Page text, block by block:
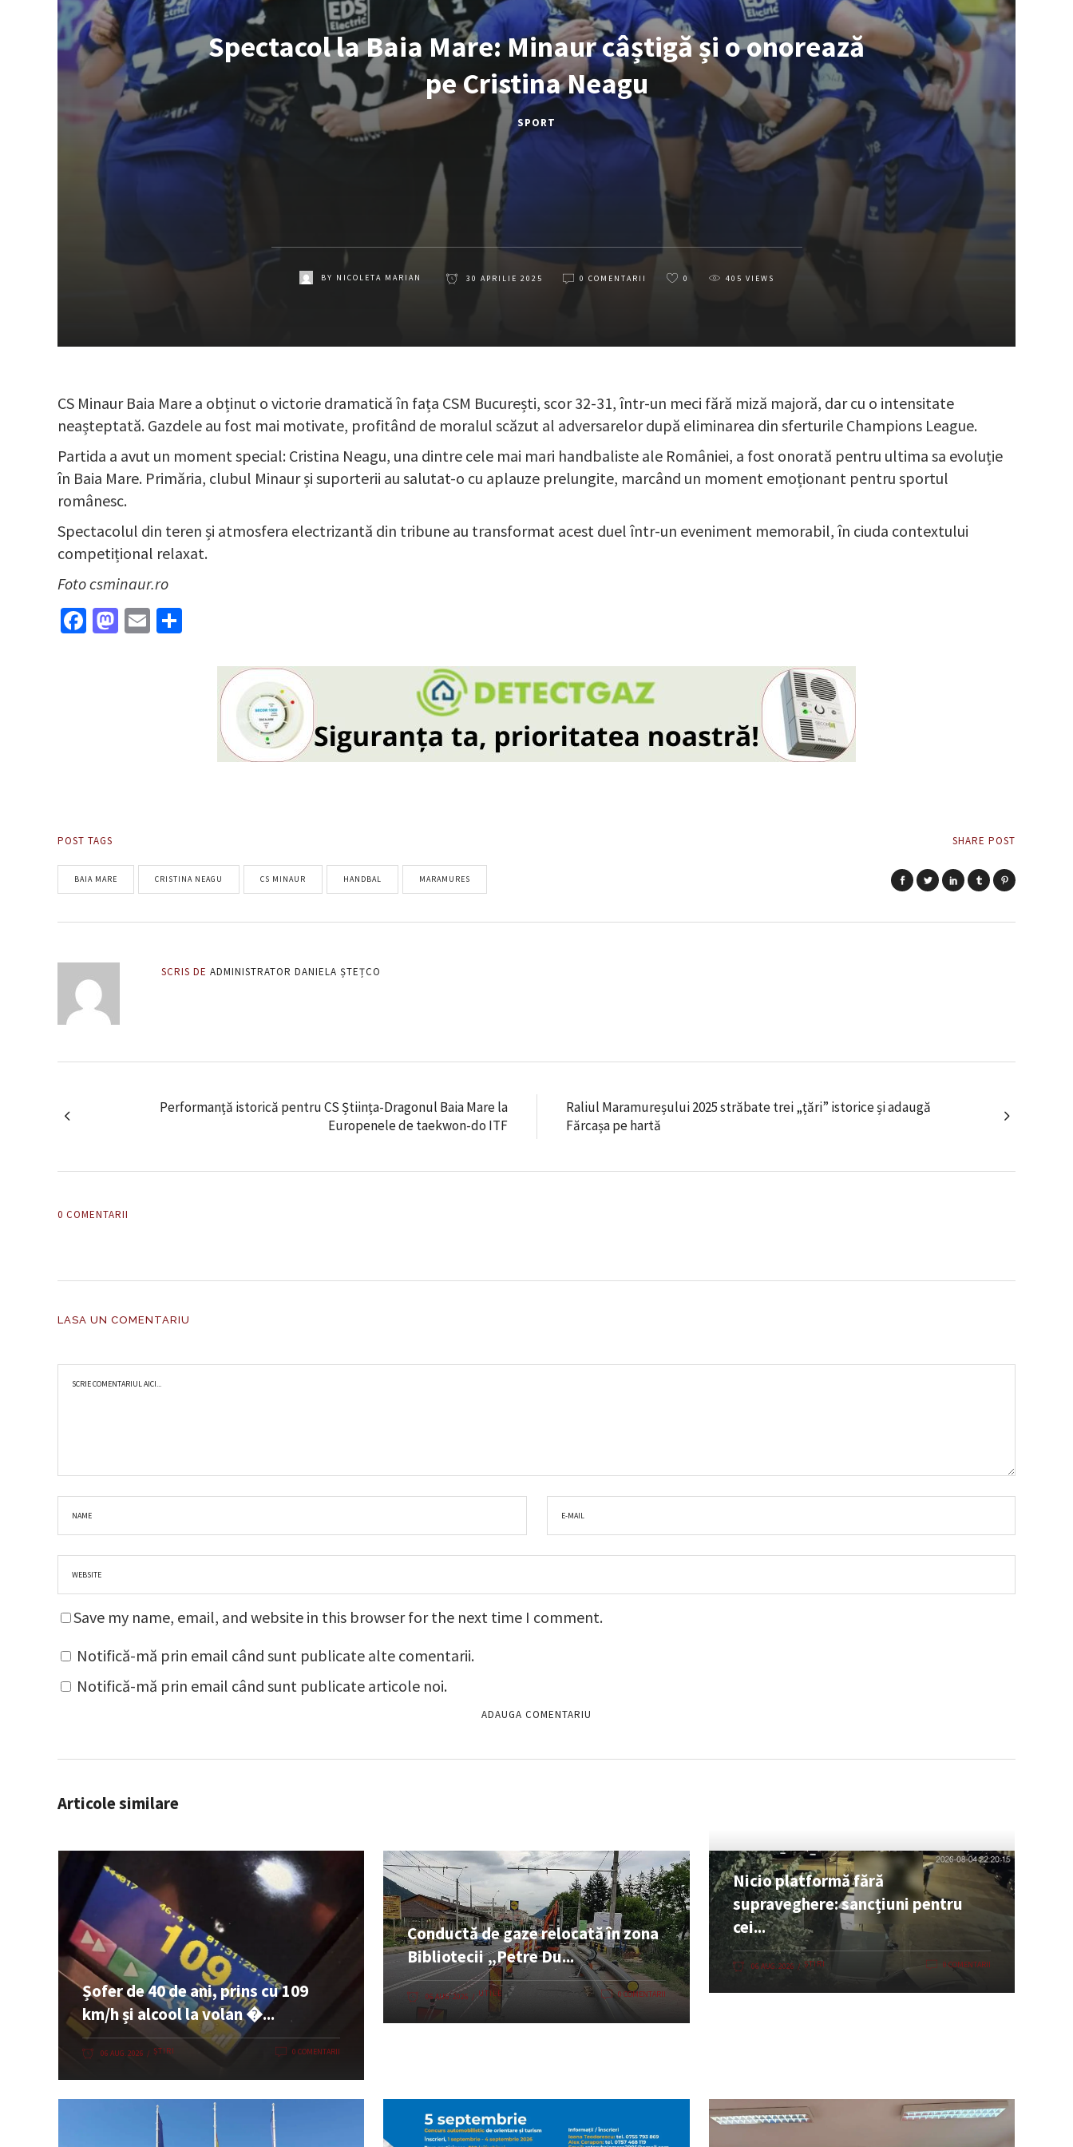
Spectacol la Baia Mare: Minaur câștigă și o onorează
pe Cristina Neagu
SPORT
BY NICOLETA MARIAN 30 APRILIE 2025 0 COMENTARII 0 405 VIEWS
CS Minaur Baia Mare a obținut o victorie dramatică în fața CSM București, scor 32-31, într-un meci fără miză majoră, dar cu o intensitate
neașteptată. Gazdele au fost mai motivate, profitând de moralul scăzut al adversarelor după eliminarea din sferturile Champions League.
Partida a avut un moment special: Cristina Neagu, una dintre cele mai mari handbaliste ale României, a fost onorată pentru ultima sa evoluție
în Baia Mare. Primăria, clubul Minaur și suporterii au salutat-o cu aplauze prelungite, marcând un moment emoționant pentru sportul
românesc.
Spectacolul din teren și atmosfera electrizantă din tribune au transformat acest duel într-un eveniment memorabil, în ciuda contextului
competițional relaxat.
Foto csminaur.ro
Facebook
Mastodon
Email
POST TAGS
BAIA MARE CRISTINA NEAGU CS MINAUR HANDBAL MARAMURES
SHARE POST
SCRIS DE ADMINISTRATOR DANIELA ȘTEȚCO
Performanță istorică pentru CS Știința-Dragonul Baia Mare la
Europenele de taekwon-do ITF
Raliul Maramureșului 2025 străbate trei „țări” istorice și adaugă
Fărcașa pe hartă
0 COMENTARII
LASA UN COMENTARIU
Save my name, email, and website in this browser for the next time I comment.
Notifică-mă prin email când sunt publicate alte comentarii.
Notifică-mă prin email când sunt publicate articole noi.
Articole similare
Șofer de 40 de ani, prins cu 109
km/h și alcool la volan �...
06 AUG. 2026 ȘTIRI 0 COMENTARII
Conductă de gaze relocată în zona
Bibliotecii „Petre Du...
06 AUG. 2026 UTILE 0 COMENTARII
Nicio platformă fără
supraveghere: sancțiuni pentru
cei...
06 AUG. 2026 ȘTIRI 0 COMENTARII